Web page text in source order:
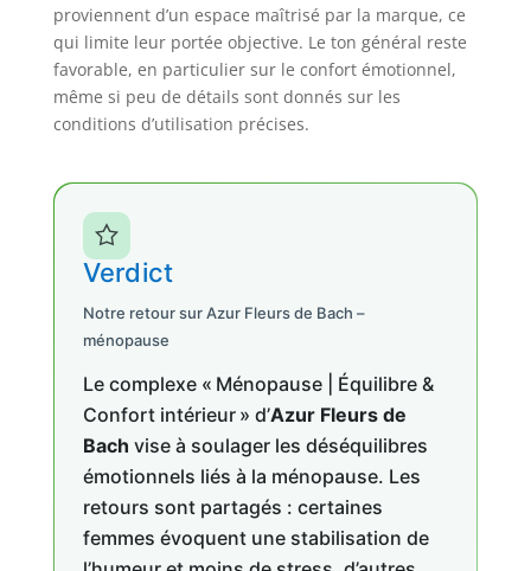
proviennent d’un espace maîtrisé par la marque, ce
qui limite leur portée objective. Le ton général reste
favorable, en particulier sur le confort émotionnel,
même si peu de détails sont donnés sur les
conditions d’utilisation précises.
Verdict
Notre retour sur Azur Fleurs de Bach –
ménopause
Le complexe « Ménopause | Équilibre &
Confort intérieur » d’Azur Fleurs de
Bach vise à soulager les déséquilibres
émotionnels liés à la ménopause. Les
retours sont partagés : certaines
femmes évoquent une stabilisation de